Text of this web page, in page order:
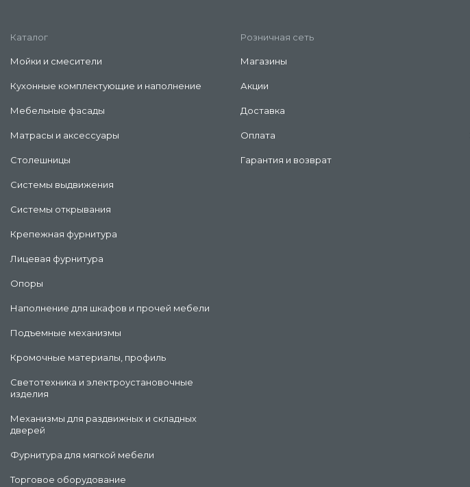
Каталог
Мойки и смесители
Кухонные комплектующие и наполнение
Мебельные фасады
Матрасы и аксессуары
Столешницы
Системы выдвижения
Системы открывания
Крепежная фурнитура
Лицевая фурнитура
Опоры
Наполнение для шкафов и прочей мебели
Подъемные механизмы
Кромочные материалы, профиль
Светотехника и электроустановочные
изделия
Механизмы для раздвижных и складных
дверей
Фурнитура для мягкой мебели
Торговое оборудование
Розничная сеть
Магазины
Акции
Доставка
Оплата
Гарантия и возврат